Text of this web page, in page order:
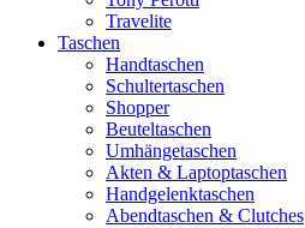
Travelite
Taschen
Handtaschen
Schultertaschen
Shopper
Beuteltaschen
Umhängetaschen
Akten & Laptoptaschen
Handgelenktaschen
Abendtaschen & Clutches